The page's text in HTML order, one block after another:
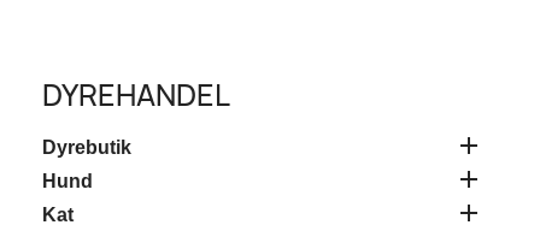
DYREHANDEL
Dyrebutik 
Hund 
Kat 